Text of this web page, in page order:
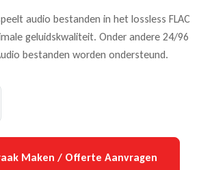
audio bestanden in het lossless FLAC
geluidskwaliteit. Onder andere 24/96
bestanden worden ondersteund.
Maken / Offerte Aanvragen